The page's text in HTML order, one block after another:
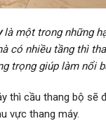
là một trong những
có nhiều tầng thì
trọng giúp làm nổi
thì cầu thang bộ sẽ
vực thang máy.